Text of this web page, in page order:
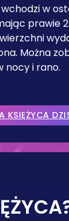
wchodzi w
prawie
Można
nocy i rano.
KSIĘŻYCA